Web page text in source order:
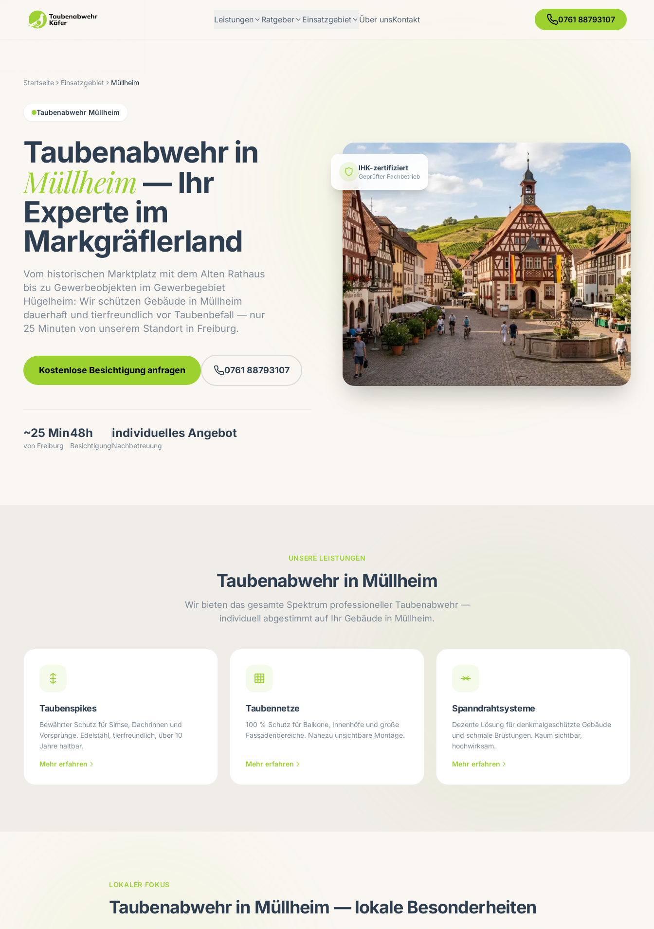
Leistungen Ratgeber Einsatzgebiet Über unsKontakt 0761 88793107
Startseite Einsatzgebiet Müllheim
Taubenabwehr Müllheim
Taubenabwehr in
Müllheim— Ihr
Experte im
Markgräflerland
Vom historischen Marktplatz mit dem Alten Rathaus
bis zu Gewerbeobjekten im Gewerbegebiet
Hügelheim: Wir schützen Gebäude in Müllheim
dauerhaft und tierfreundlich vor Taubenbefall — nur
25 Minuten von unserem Standort in Freiburg.
Kostenlose Besichtigung anfragen 0761 88793107
~25 Min
von Freiburg
48h
Besichtigung
individuelles Angebot
Nachbetreuung
IHK-zertifiziert
Geprüfter Fachbetrieb
UNSERE LEISTUNGEN
Taubenabwehr in Müllheim
Wir bieten das gesamte Spektrum professioneller Taubenabwehr —
individuell abgestimmt auf Ihr Gebäude in Müllheim.
Taubenspikes
Bewährter Schutz für Simse, Dachrinnen und
Vorsprünge. Edelstahl, tierfreundlich, über 10
Jahre haltbar.
Mehr erfahren
Taubennetze
100 % Schutz für Balkone, Innenhöfe und große
Fassadenbereiche. Nahezu unsichtbare Montage.
Mehr erfahren
Spanndrahtsysteme
Dezente Lösung für denkmalgeschützte Gebäude
und schmale Brüstungen. Kaum sichtbar,
hochwirksam.
Mehr erfahren
LOKALER FOKUS
Taubenabwehr in Müllheim — lokale Besonderheiten